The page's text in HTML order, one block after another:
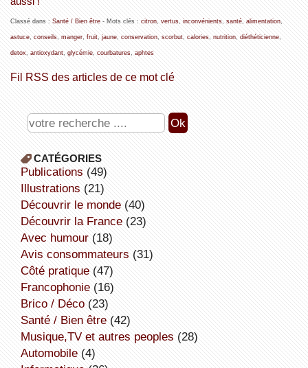
Classé dans : Santé / Bien être- Mots clés : citron, vertus, inconvénients, santé, alimentation,
astuce, conseils, manger, fruit, jaune, conservation, scorbut, calories, nutrition, diéthéticienne,
detox antioxydant, glycémie, courbatures, aphtes
Fil RSS des articles de ce mot clé
CATÉGORIES
publications (49)
illustrations (21)
découvrir le monde(40)
découvrir la France(23)
avec humour(18)
avis consommateurs (31)
côté pratique(47)
Francophonie(16)
Brico / Déco(23)
Santé / Bien être(42)
Musique,TV et autres peoples (28)
Automobile(4)